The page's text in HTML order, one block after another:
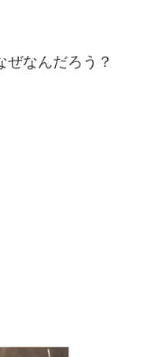
なんだろう？